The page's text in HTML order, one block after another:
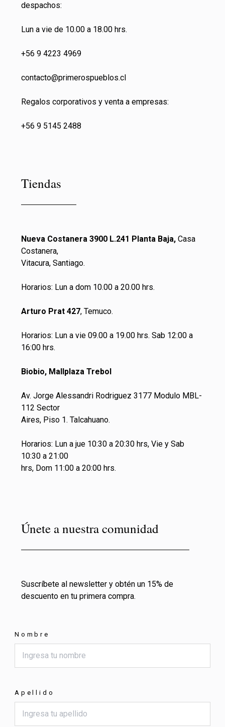
despachos:
Lun a vie de 10.00 a 18.00 hrs.
+56 9 4223 4969
contacto@primerospueblos.cl
Regalos corporativos y venta a empresas:
+56 9 5145 2488
Tiendas
Nueva Costanera 3900 L.241 Planta Baja, Casa
Costanera,
Vitacura, Santiago.
Horarios: Lun a dom 10.00 a 20.00 hrs.
Arturo Prat 427, Temuco.
Horarios: Lun a vie 09.00 a 19.00 hrs. Sab 12:00 a
16:00 hrs.
Biobio, Mallplaza Trebol
Av. Jorge Alessandri Rodriguez 3177 Modulo MBL-
112 Sector
Aires, Piso 1. Talcahuano.
Horarios: Lun a jue 10:30 a 20:30 hrs, Vie y Sab
10:30 a 21:00
hrs, Dom 11:00 a 20:00 hrs.
Únete a nuestra comunidad
Suscríbete al newsletter y obtén un 15% de
descuento en tu primera compra.
Nombre
Apellido